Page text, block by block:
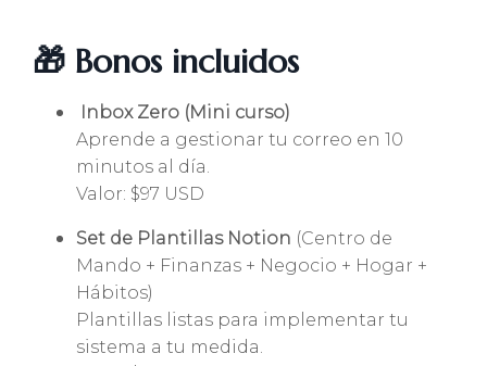
🎁 Bonos incluidos
Inbox Zero (Mini curso)
Aprende a gestionar tu correo en 10
minutos al día.
Valor: $97 USD
Set de Plantillas Notion (Centro de
Mando + Finanzas + Negocio + Hogar +
Hábitos)
Plantillas listas para implementar tu
sistema a tu medida.